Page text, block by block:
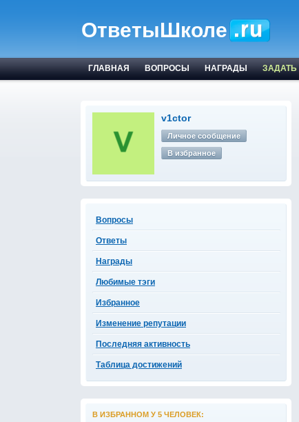
ОтветыШколе
ГЛАВНАЯ ВОПРОСЫ НАГРАДЫ
v1ctor
Личное сообщение
В избранное
Вопросы
Ответы
Награды
Любимые тэги
Избранное
Изменение репутации
Последняя активность
Таблица достижений
В ИЗБРАННОМ У 5 ЧЕЛОВЕК: